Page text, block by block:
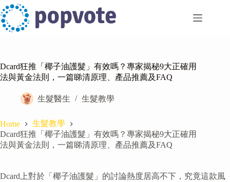
Skip
to
content
Dcard狂推「椰子油護髮」有效嗎？專家揭秘9大正確用
法與黃金法則，一篇睇清原理、產品推薦及FAQ
生髮醫生 生髮教學
Home
生髮教學
Dcard狂推「椰子油護髮」有效嗎？專家揭秘9大正確用
法與黃金法則，一篇睇清原理、產品推薦及FAQ
Dcard上對於「椰子油護髮」的討論熱度居高不下，究竟這款風